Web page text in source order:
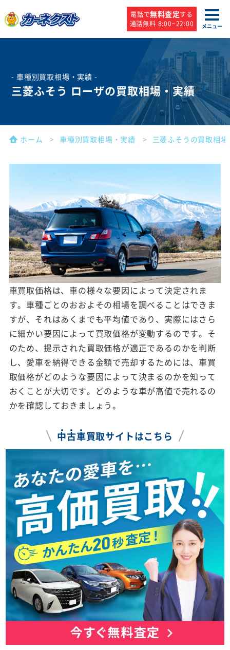
電話で無料査定する
通話無料 8:00~22:00
メニュー
- 車種別買取相場・実績 -
三菱ふそう ローザの買取相場・実績
ホーム 車種別買取相場・実績 三菱ふそうの買取相
車買取価格は、車の様々な要因によって決定されま
す。車種ごとのおおよその相場を調べることはできま
すが、それはあくまでも平均値であり、実際にはさら
に細かい要因によって買取価格が変動するのです。そ
のため、提示された買取価格が適正であるのかを判断
し、愛車を納得できる金額で売却するためには、車買
取価格がどのような要因によって決まるのかを知って
おくことが大切です。どのような車が高値で売れるの
かを確認しておきましょう。
中古車買取サイトはこちら